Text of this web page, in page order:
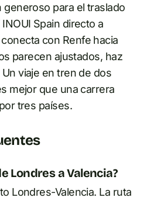
generoso para el traslado
Spain directo a
con Renfe hacia
parecen ajustados, haz
viaje en tren de dos
mejor que una carrera
tres países.
Londres a Valencia?
Londres-Valencia. La ruta